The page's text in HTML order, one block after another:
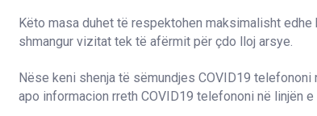
Këto masa duhet të respektohen maksimalisht
shmangur vizitat tek të afërmit për çdo lloj arsye.
Nëse keni shenja të sëmundjes COVID19
apo informacion rreth COVID19 telefononi në linjën